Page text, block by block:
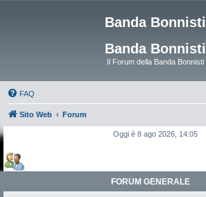
Banda Bonnisti
Banda Bonnisti
Il Forum della Banda Bonnisti
FAQ
Sito Web Forum
Oggi è 8 ago 2026, 14:05
FORUM GENERALE